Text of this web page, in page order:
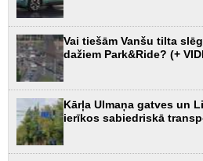
Vai tiešām Vanšu tilta
dažiem Park&Ride? (+
Kārļa Ulmaņa gatves un
ierīkos sabiedriskā